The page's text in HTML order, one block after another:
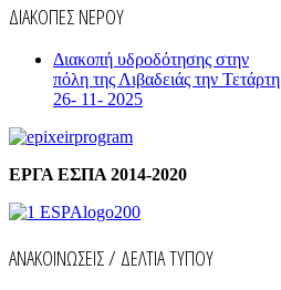
ΔΙΑΚΟΠΕΣ ΝΕΡΟΥ
Διακοπή υδροδότησης στην
πόλη της Λιβαδειάς την Τετάρτη
26- 11- 2025
ΕΡΓΑ ΕΣΠΑ 2014-2020
ΑΝΑΚΟΙΝΩΣΕΙΣ / ΔΕΛΤΙΑ ΤΥΠΟΥ